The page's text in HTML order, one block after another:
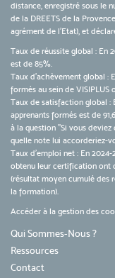
distance, enregistré sous le
de la DREETS de la
agrément de l’Etat), et
Taux de réussite global : En
est de 85%.
Taux d’achèvement global :
formés au sein de
Taux de satisfaction global :
apprenants formés est de
à la question "Si vous
quelle note lui accorderiez-
Taux d’emploi net : En
obtenu leur certification ont
(résultat moyen cumulé des
la formation).
Accéder à la gestion des
Qui Sommes-Nous ?
Ressources
Contact